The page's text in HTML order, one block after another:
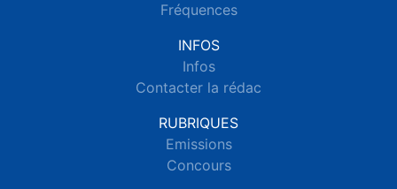
Fréquences
INFOS
Infos
Contacter la rédac
RUBRIQUES
Emissions
Concours